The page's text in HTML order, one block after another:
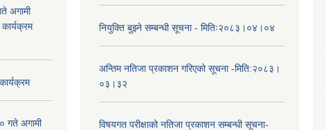
अगामी
गते अगामी
नियुक्ति बुझ्ने सम्बन्धी सूचना - मितिः२०८३।०४।०४
अन्तिम नतिजा प्रकाशन गरिएको सूचना -मिति:२०८३।
०३।३२
विषयगत परीक्षाको नतिजा प्रकाशन सम्बन्धी सूचना-